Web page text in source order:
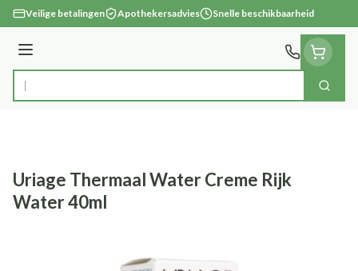
Ga naar de inhoud
Veilige betalingen Apothekersadvies Snelle beschikbaarheid
Menu
Product, merk, categorie... Zoek
Uriage Thermaal Water Creme Rijk
Water 40ml